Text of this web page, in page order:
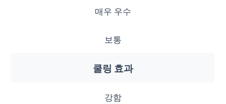
매우 우수
보통
쿨링 효과
강함